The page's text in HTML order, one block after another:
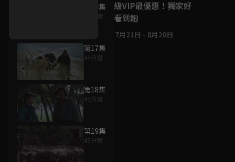
第16集
45分鐘
第17集
44分鐘
第18集
45分鐘
第19集
45分鐘
升級VIP最優惠！獨家好
戲看到飽
7月21日 - 8月20日